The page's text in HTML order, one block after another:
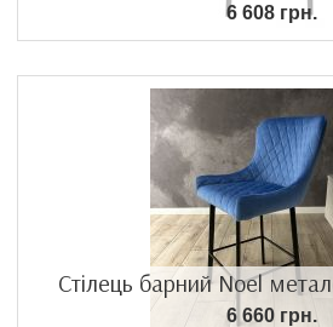
6 608 грн.
Стілець барний Noel
6 660 грн.